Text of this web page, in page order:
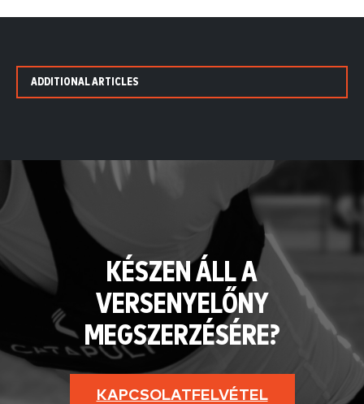
ADDITIONAL ARTICLES
KÉSZEN ÁLL A
VERSENYELŐNY
MEGSZERZÉSÉRE?
KAPCSOLATFELVÉTEL